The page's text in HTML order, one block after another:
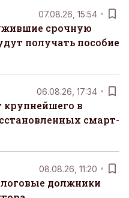
07.08.26, 15:54
срочную
получать пособие
06.08.26, 17:34
крупнейшего в
смарт-
08.08.26, 11:20
должники